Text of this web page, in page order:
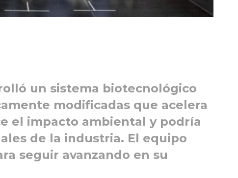
un sistema biotecnológico
modificadas que acelera
el impacto ambiental y podría
de la industria. El equipo
seguir avanzando en su